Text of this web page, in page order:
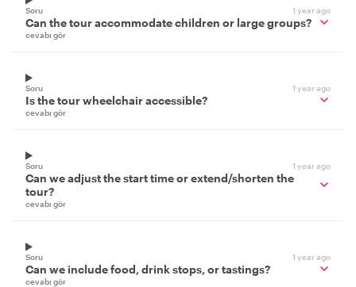
Soru 1 year ago
Can the tour accommodate children or large groups?
cevabı gör
Soru 1 year ago
Is the tour wheelchair accessible?
cevabı gör
Soru 1 year ago
Can we adjust the start time or extend/shorten the
tour?
cevabı gör
Soru 1 year ago
Can we include food, drink stops, or tastings?
cevabı gör